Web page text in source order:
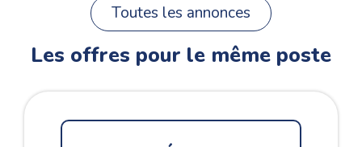
Toutes les annonces
Les offres pour le même poste